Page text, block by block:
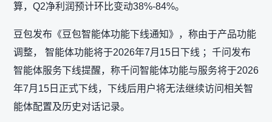
算，Q2净利润预计环比变动38%-84%。
豆包发布《豆包智能体功能下线通知》，称由于产品功能
调整， 智能体功能将于2026年7月15日下线 ；千问发布
智能体服务下线提醒，称千问智能体功能与服务将于2026
年7月15日正式下线，下线后用户将无法继续访问相关智
能体配置及历史对话记录。